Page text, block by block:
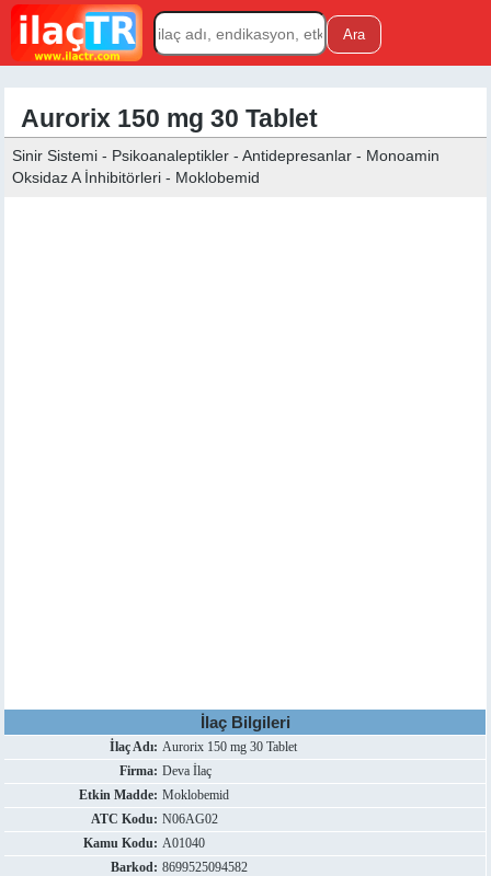
Aurorix 150 mg 30 Tablet
Sinir Sistemi - Psikoanaleptikler - Antidepresanlar - Monoamin
Oksidaz A İnhibitörleri - Moklobemid
İlaç Bilgileri
İlaç Adı: Aurorix 150 mg 30 Tablet
Firma: Deva İlaç
Etkin Madde: Moklobemid
ATC Kodu: N06AG02
Kamu Kodu: A01040
Barkod: 8699525094582